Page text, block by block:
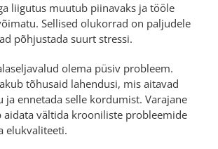
liigutus muutub piinavaks ja tööle
Sellised olukorrad on paljudele
põhjustada suurt stressi.
olema püsiv probleem.
tõhusaid lahendusi, mis aitavad
ja ennetada selle kordumist. Varajane
aidata vältida krooniliste probleemide
elukvaliteeti.